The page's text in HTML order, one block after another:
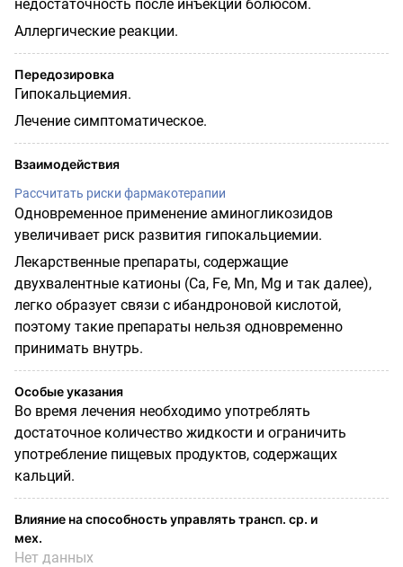
недостаточность после инъекции болюсом.
Аллергические реакции.
Передозировка
Гипокальциемия.
Лечение симптоматическое.
Взаимодействия
Рассчитать риски фармакотерапии
Одновременное применение аминогликозидов
увеличивает риск развития гипокальциемии.
Лекарственные препараты, содержащие
двухвалентные катионы (Ca, Fe, Mn, Mg и так далее),
легко образует связи с ибандроновой кислотой,
поэтому такие препараты нельзя одновременно
принимать внутрь.
Особые указания
Во время лечения необходимо употреблять
достаточное количество жидкости и ограничить
употребление пищевых продуктов, содержащих
кальций.
Влияние на способность управлять трансп. ср. и
мех.
Нет данных